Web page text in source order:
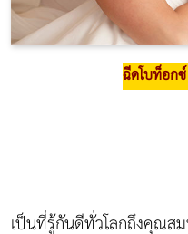
ฉีดโบท็อก
เป็นที่รู้กันดีทั่วโลกถึงคุณส